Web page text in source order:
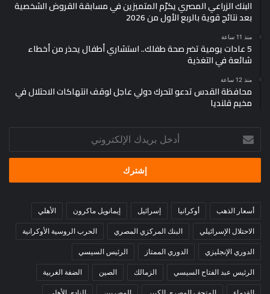
البنك الزراعي المصري يكرّم المتميزين في مسابقة القروض الشخصية
بعد نتائج قوية بالربع الأول من 2026
منذ 11 ساعة
5 عادات يومية تضر صحة طفلك.. استشاري أطفال يحذر من أخطاء
شائعة في التغذية
منذ 12 ساعة
محافظة القدس تدعو لتحرك دولي عاجل لوقف انتهاكات الاحتلال في
مخيم قلنديا
بريدك
الإلكتروني
أسعار الذهب أوكرانيا إسرائيل إيمانويل ماكرون الأهلي
الاحتلال الإسرائيلي البنك المركزي المصري الحرب الروسية الأوكرانية
الدوري الإنجليزي الدوري الممتاز الرئيس السيسي
الرئيس عبد الفتاح السيسي الزمالك الصين الضفة الغربية